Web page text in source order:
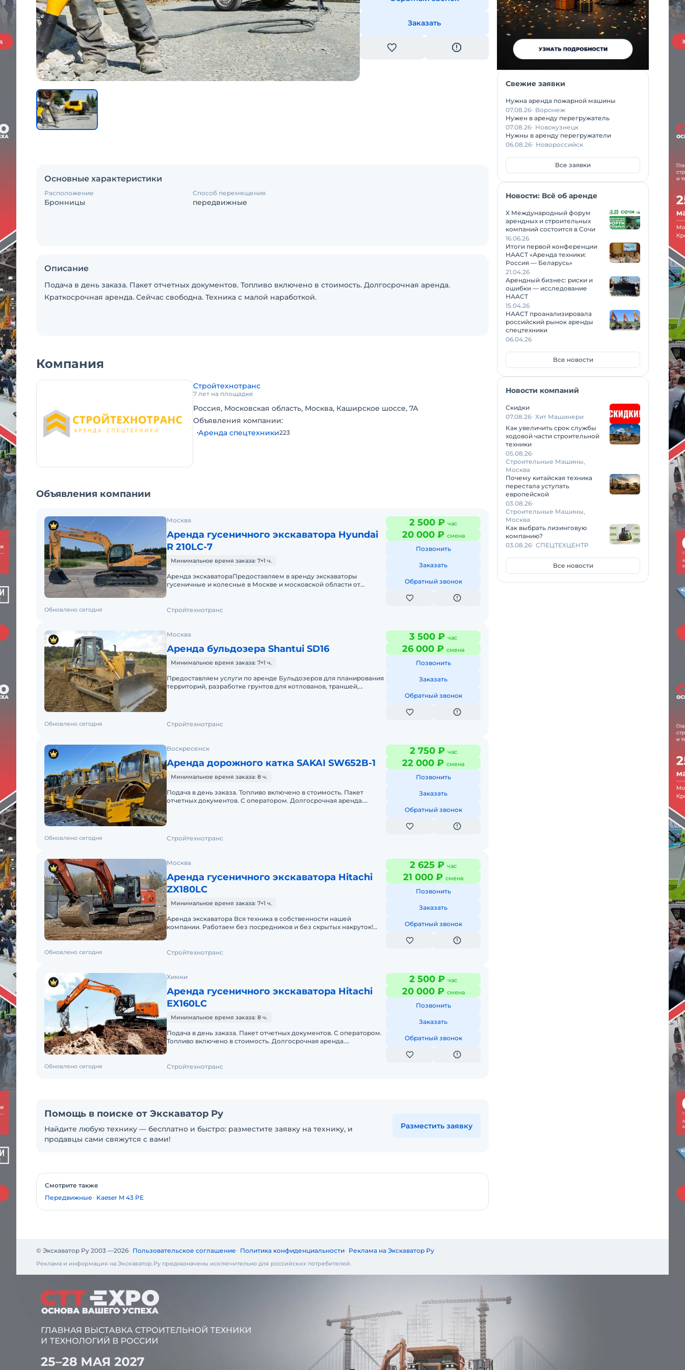
Заказать
Основные характеристики
Расположение
Бронницы
Способ перемещения
передвижные
Описание
Подача в день заказа. Пакет отчетных документов. Топливо включено в стоимость. Долгосрочная аренда.
Краткосрочная аренда. Сейчас свободна. Техника с малой наработкой.
Компания
Стройтехнотранс
7 лет на площадке
Россия, Московская область, Москва, Каширское шоссе, 7А
Объявления компании:
Аренда спецтехники223
Объявления компании
Москва
Аренда гусеничного экскаватора Hyundai
R 210LC-7
Минимальное время заказа: 7+1 ч.
Аренда экскаватораПредоставляем в аренду экскаваторы
гусеничные и колесные в Москве и московской области от
2 500 ₽ час
20 000 ₽ смена
Позвонить
Заказать
Обратный звонок
Обновлено сегодня Стройтехнотранс
Москва
Аренда бульдозера Shantui SD16
Минимальное время заказа: 7+1 ч.
Предоставляем услуги по аренде Бульдозеров для планирования
территорий, разработке грунтов для котлованов, траншей,
3 500 ₽ час
26 000 ₽ смена
Позвонить
Заказать
Обратный звонок
Обновлено сегодня Стройтехнотранс
Воскресенск
Аренда дорожного катка SAKAI SW652B-1
Минимальное время заказа: 8 ч.
Подача в день заказа. Топливо включено в стоимость. Пакет
отчетных документов. С оператором. Долгосрочная аренда.
2 750 ₽ час
22 000 ₽ смена
Позвонить
Заказать
Обратный звонок
Обновлено сегодня Стройтехнотранс
Москва
Аренда гусеничного экскаватора Hitachi
ZX180LC
Минимальное время заказа: 7+1 ч.
Аренда экскаватора Вся техника в собственности нашей
компании. Работаем без посредников и без скрытых накруток!
2 625 ₽ час
21 000 ₽ смена
Позвонить
Заказать
Обратный звонок
Обновлено сегодня Стройтехнотранс
Химки
Аренда гусеничного экскаватора Hitachi
EX160LC
Минимальное время заказа: 8 ч.
Подача в день заказа. Пакет отчетных документов. С оператором.
Топливо включено в стоимость. Долгосрочная аренда.
2 500 ₽ час
20 000 ₽ смена
Позвонить
Заказать
Обратный звонок
Обновлено сегодня Стройтехнотранс
Помощь в поиске от Экскаватор Ру
Найдите любую технику — бесплатно и быстро: разместите заявку на технику, и
продавцы сами свяжутся с вами!
Разместить заявку
Смотрите также
Передвижные
Kaeser M 43 PE
Свежие заявки
Нужна аренда пожарной машины
07.08.26 Воронеж
Нужен в аренду перегружатель
07.08.26 Новокузнецк
Нужны в аренду перегружатели
06.08.26 Новороссийск
Все заявки
Новости: Всё об аренде
X Международный форум
арендных и строительных
компаний состоится в Сочи
16.06.26
Итоги первой конференции
НААСТ «Аренда техники:
Россия — Беларусь»
21.04.26
Арендный бизнес: риски и
ошибки — исследование
НААСТ
15.04.26
НААСТ проанализировала
российский рынок аренды
спецтехники
06.04.26
Все новости
Новости компаний
Скидки
07.08.26 Хит Машинери
Как увеличить срок службы
ходовой части строительной
техники
05.08.26
Строительные Машины,
Москва
Почему китайская техника
перестала уступать
европейской
03.08.26
Строительные Машины,
Москва
Как выбрать лизинговую
компанию?
03.08.26 СПЕЦТЕХЦЕНТР
Все новости
© Экскаватор Ру 2003 —2026 Пользовательское соглашение Политика конфиденциальности Реклама на Экскаватор Ру
Реклама и информация на Экскаватор.Ру предназначены исключительно для российских потребителей.